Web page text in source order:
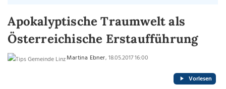
Apokalyptische Traumwelt als
Österreichische Erstaufführung
Martina Ebner, 18.05.2017 16:00
Vorlesen